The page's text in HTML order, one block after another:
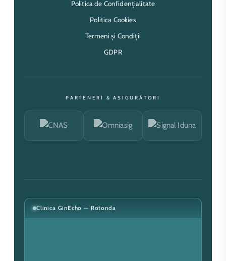
Politica de Confidențialitate
Politica Cookies
Termeni și Condiții
GDPR
PARTENERI & ASIGURĂTORI
Clinica GinEcho — Rotonda